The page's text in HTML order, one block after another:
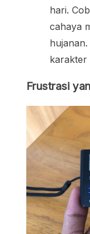
hari.
cahaya
karakter
Frustrasi